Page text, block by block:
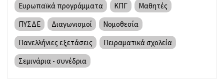
Ευρωπαϊκά προγράμματα
ΚΠΓ
Μαθητές
ΠΥΣΔΕ
Διαγωνισμοί
Νομοθεσία
Πανελλήνιες εξετάσεις
Πειραματικά σχολεία
Σεμινάρια - συνέδρια